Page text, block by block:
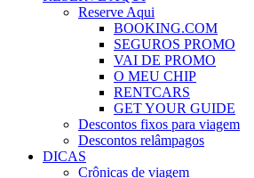
Reserve Aqui
BOOKING.COM
SEGUROS PROMO
VAI DE PROMO
O MEU CHIP
RENTCARS
GET YOUR GUIDE
Descontos fixos para viagem
Descontos relâmpagos
DICAS
Crônicas de viagem